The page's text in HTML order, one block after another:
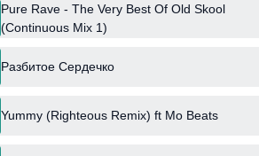
Pure Rave - The Very Best Of Old Skool
(Continuous Mix 1)
Разбитое Сердечко
Yummy (Righteous Remix) ft Mo Beats